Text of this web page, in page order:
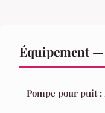
Équipement
Pompe pour puit